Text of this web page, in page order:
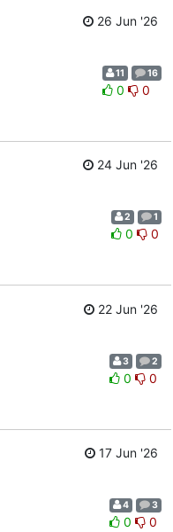
26 Jun '26
11 16
0 0
24 Jun '26
2 1
0 0
22 Jun '26
3 2
0 0
17 Jun '26
4 3
0 0